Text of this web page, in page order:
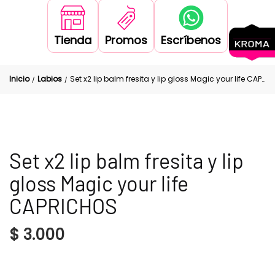
Tienda Promos Escríbenos
Inicio / Labios / Set x2 lip balm fresita y lip gloss Magic your life CAPRICHOS
Set x2 lip balm fresita y lip
gloss Magic your life
CAPRICHOS
$ 3.000